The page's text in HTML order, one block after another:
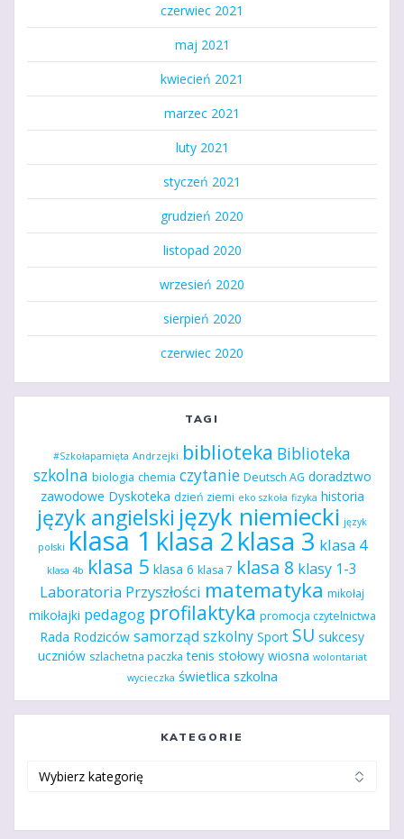
czerwiec 2021
maj 2021
kwiecień 2021
marzec 2021
luty 2021
styczeń 2021
grudzień 2020
listopad 2020
wrzesień 2020
sierpień 2020
czerwiec 2020
TAGI
#Szkołapamięta Andrzejki biblioteka Biblioteka
szkolna biologia chemia czytanie Deutsch AG doradztwo
zawodowe Dyskoteka dzień ziemi eko szkoła fizyka historia
język angielski język niemiecki język
polski klasa 1 klasa 2klasa 3 klasa 4
klasa 4b klasa 5 klasa 6 klasa 7 klasa 8 klasy 1-3
Laboratoria Przyszłości matematyka mikołaj
mikołajki pedagog profilaktyka promocja czytelnictwa
Rada Rodziców samorząd szkolny Sport SU sukcesy
uczniów szlachetna paczka tenis stołowy wiosna wolontariat
wycieczka świetlica szkolna
KATEGORIE